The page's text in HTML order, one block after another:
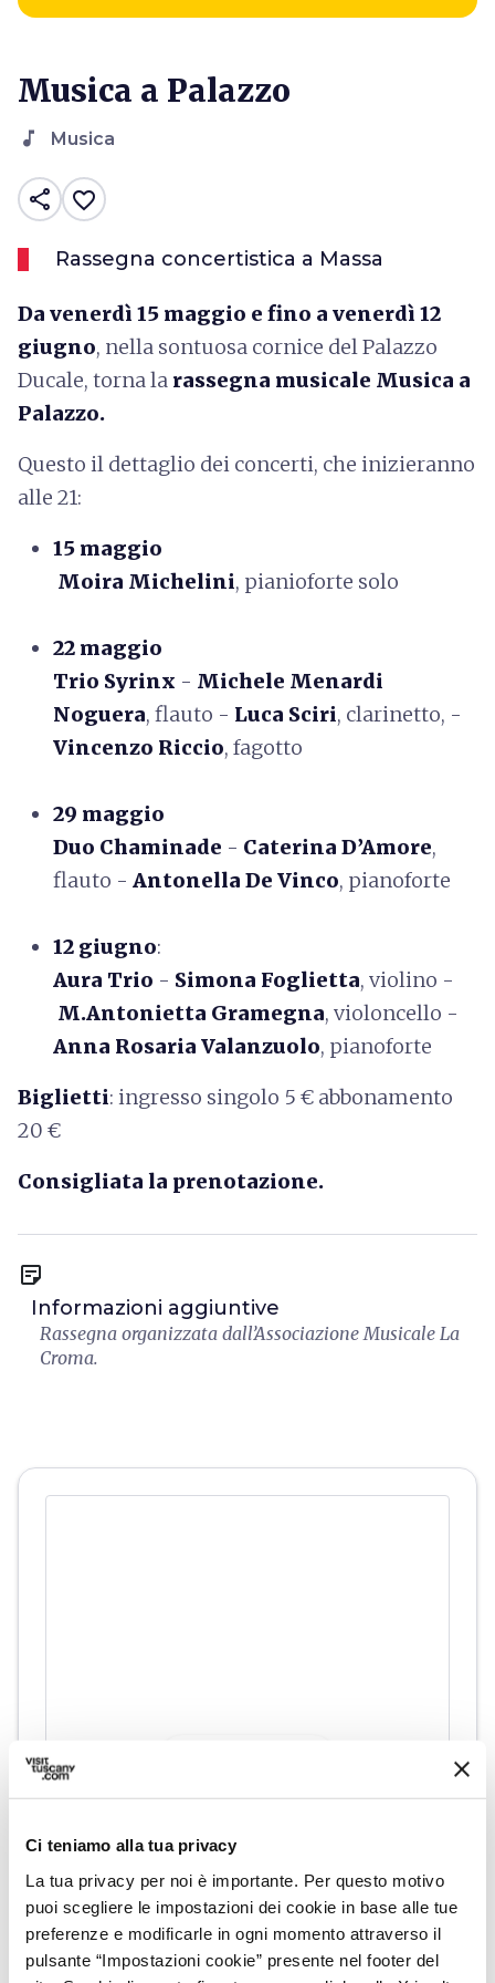
Ci teniamo alla tua privacy
La tua privacy per noi è importante. Per questo motivo
puoi scegliere le impostazioni dei cookie in base alle tue
preferenze e modificarle in ogni momento attraverso il
pulsante “Impostazioni cookie” presente nel footer del
Musica a Palazzo
music_note Musica
share favorite_border
Rassegna concertistica a Massa
Da venerdì 15 maggio e fino a venerdì 12
giugno, nella sontuosa cornice del Palazzo
Ducale, torna la rassegna musicale Musica a
Palazzo.
Questo il dettaglio dei concerti, che inizieranno
alle 21:
15 maggio
Moira Michelini, pianioforte solo
22 maggio
Trio Syrinx - Michele Menardi
Noguera, flauto - Luca Sciri, clarinetto, -
Vincenzo Riccio, fagotto
29 maggio
Duo Chaminade - Caterina D’Amore,
flauto - Antonella De Vinco, pianoforte
12 giugno:
Aura Trio - Simona Foglietta, violino -
M.Antonietta Gramegna, violoncello -
Anna Rosaria Valanzuolo, pianoforte
Biglietti: ingresso singolo 5 € abbonamento
20 €
Consigliata la prenotazione.
sticky_note_2
Informazioni aggiuntive
Rassegna organizzata dall’Associazione Musicale La
Croma.
Informazioni
home Dove
Palazzo Ducale, Piazza Aranci, Massa,
MS, Italia